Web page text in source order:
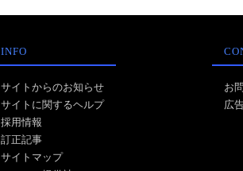
INFO
サイトからのお知らせ
サイトに関するヘルプ
採用情報
訂正記事
サイトマップ
お
広